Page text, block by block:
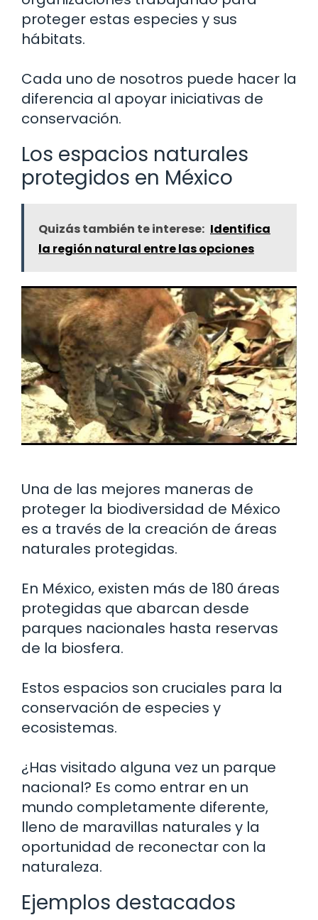
proteger estas especies y sus
hábitats.
Cada uno de nosotros puede hacer la
diferencia al apoyar iniciativas de
conservación.
Los espacios naturales
protegidos en México
Quizás también te interese: Identifica
la región natural entre las opciones
Una de las mejores maneras de
proteger la biodiversidad de México
es a través de la creación de áreas
naturales protegidas.
En México, existen más de 180 áreas
protegidas que abarcan desde
parques nacionales hasta reservas
de la biosfera.
Estos espacios son cruciales para la
conservación de especies y
ecosistemas.
¿Has visitado alguna vez un parque
nacional? Es como entrar en un
mundo completamente diferente,
lleno de maravillas naturales y la
oportunidad de reconectar con la
naturaleza.
Ejemplos destacados